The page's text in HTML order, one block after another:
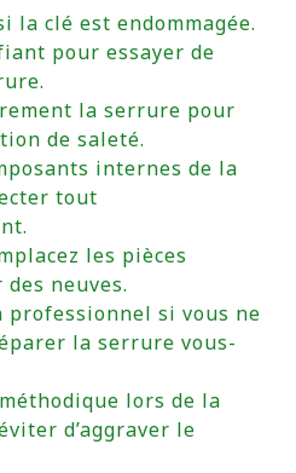
la clé est endommagée.
pour essayer de
la serrure pour
de saleté.
internes de la
tout
les pièces
neuves.
professionnel si vous ne
la serrure vous-
lors de la
d’aggraver le